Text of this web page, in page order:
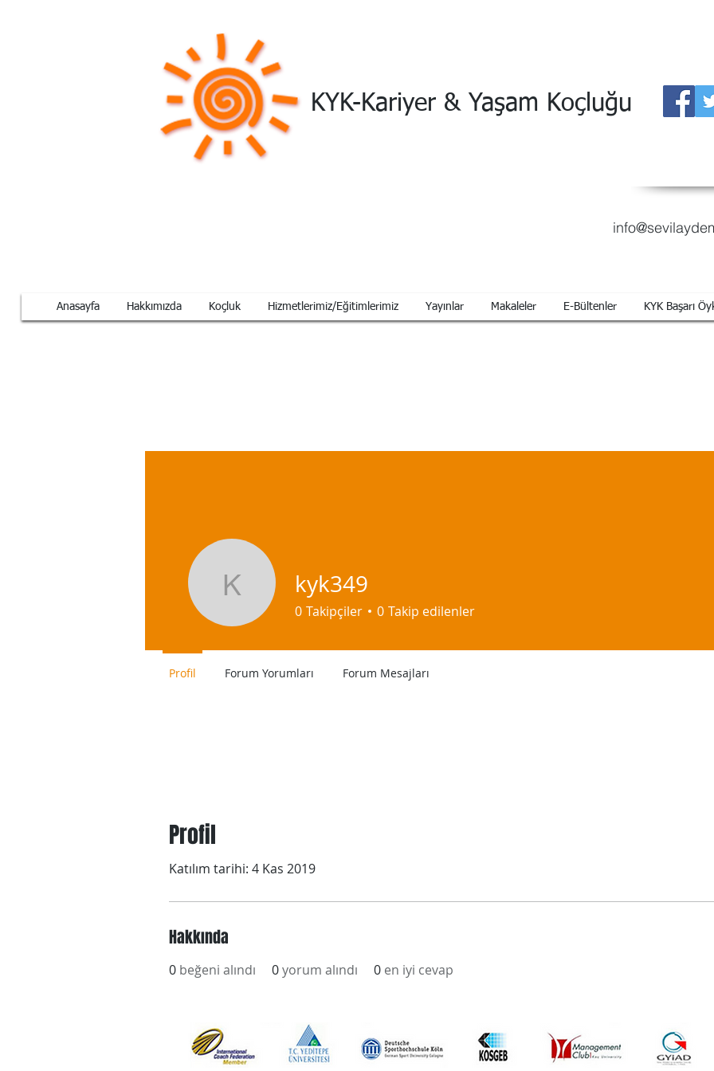
KYK-Kariyer & Yaşam Koçluğu
Anasayfa Hakkımızda Koçluk Hizmetlerimiz/Eğitimlerimiz Yayınlar Makaleler E-Bültenler KYK Başarı
Profil
Katılım tarihi: 4 Kas 2019
Hakkında
0 beğeni alındı 0yorum alındı 0 en iyi cevap
kyk349kyk349
0 Takipçiler 0 Takip edilenler
Profil Forum Yorumları Forum Mesajları